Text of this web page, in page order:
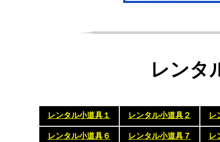
レンタ
レンタル小道具１ レンタル小道具２ レ
レンタル小道具６ レンタル小道具７ レ